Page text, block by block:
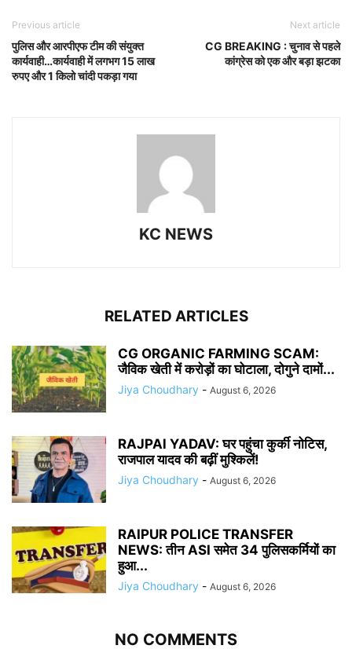
Previous article
पुलिस और आरपीएफ टीम की संयुक्त
कार्यवाही…कार्यवाही में लगभग 15 लाख
रुपए और 1 किलो चांदी पकड़ा गया
Next article
CG BREAKING : चुनाव से पहले
कांग्रेस को एक और बड़ा झटका
KC NEWS
RELATED ARTICLES
CG ORGANIC FARMING SCAM:
जैविक खेती में करोड़ों का घोटाला, दोगुने दामों...
Jiya Choudhary - August 6, 2026
RAJPAl YADAV: घर पहुंचा कुर्की नोटिस,
राजपाल यादव की बढ़ीं मुश्किलें!
Jiya Choudhary - August 6, 2026
RAIPUR POLICE TRANSFER
NEWS: तीन ASI समेत 34 पुलिसकर्मियों का
हुआ...
Jiya Choudhary - August 6, 2026
NO COMMENTS